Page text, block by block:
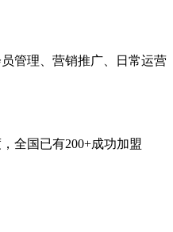
管理、营销推广、日常运营
全国已有200+成功加盟